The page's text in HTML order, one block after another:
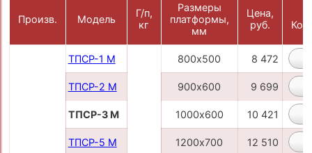
Произв. Модель
Г/п,
кг
Размеры
платформы,
мм
Цена,
руб.
ТПСР-1 М 800х500 8 472
ТПСР-2 М 900х600 9 699
ТПСР-3 М 1000х600 10 421
ТПСР-5 М 1200х700 12 510